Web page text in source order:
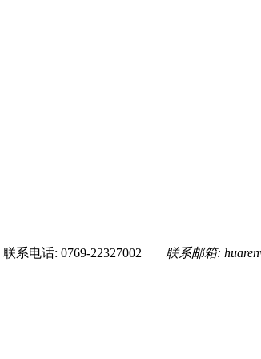
联系电话: 0769-22327002 联系邮箱: